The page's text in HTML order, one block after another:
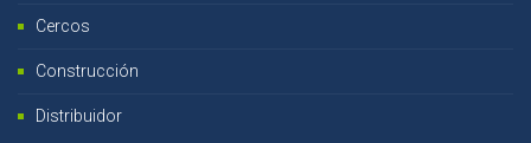
Cercos
Construcción
Distribuidor